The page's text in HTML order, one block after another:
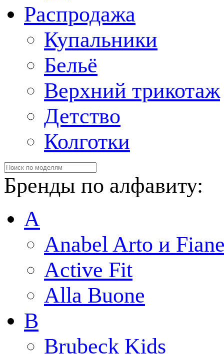
Распродажа
Купальники
Бельё
Верхний трикотаж
Детство
Колготки
Бренды по алфавиту:
A
Anabel Arto и
Active Fit
Alla Buone
B
Brubeck Kids